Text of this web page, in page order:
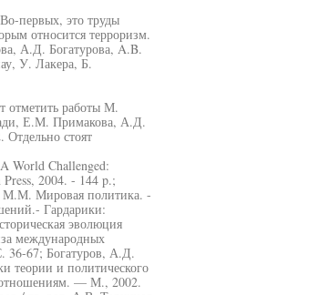
первых, это труды
относится терроризм.
А.Д. Богатурова, A.B.
У. Лакера, Б.
отметить работы М.
Е.М. Примакова, А.Д.
стоят
World Challenged:
2004. - 144 p.;
М.М. Мировая политика. -
Гардарики:
эволюция
международных
67; Богатуров, А.Д.
теории и политического
отношениям. — М., 2002.